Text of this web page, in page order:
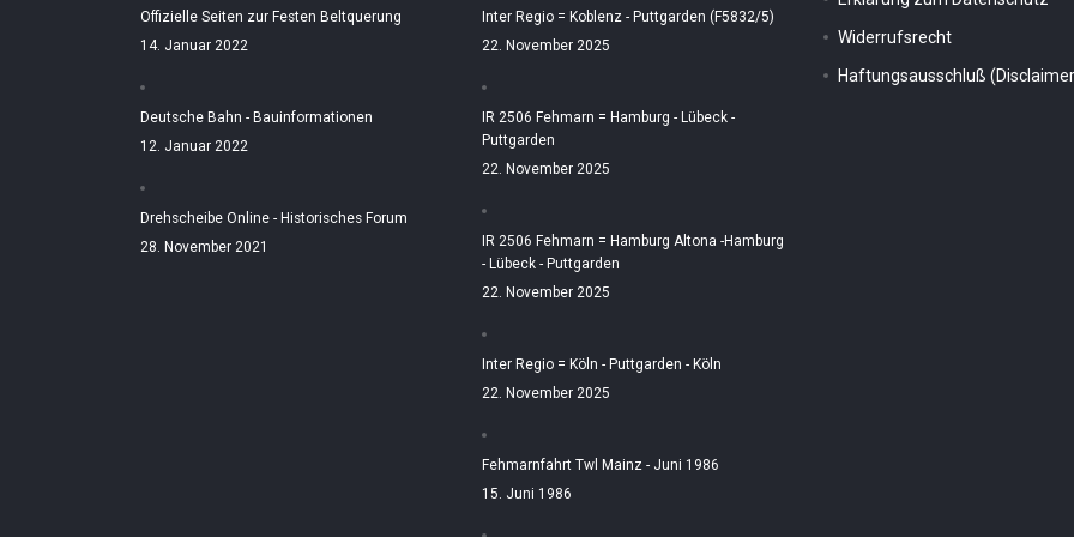
Offizielle Seiten zur Festen Beltquerung
14. Januar 2022
Deutsche Bahn - Bauinformationen
12. Januar 2022
Drehscheibe Online - Historisches Forum
28. November 2021
Inter Regio = Koblenz - Puttgarden (F5832/5)
22. November 2025
IR 2506 Fehmarn = Hamburg - Lübeck -
Puttgarden
22. November 2025
IR 2506 Fehmarn = Hamburg Altona -Hamburg
- Lübeck - Puttgarden
22. November 2025
Inter Regio = Köln - Puttgarden - Köln
22. November 2025
Fehmarnfahrt Twl Mainz - Juni 1986
15. Juni 1986
Widerrufsrecht
Haftungsausschluß